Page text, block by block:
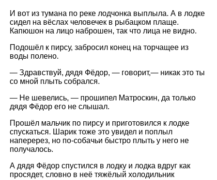
И вот из тумана по реке лодчонка выплыла. А в лодке
сидел на вёслах человечек в рыбацком плаще.
Капюшон на лицо наброшен, так что лица не видно.
Подошёл к пирсу, забросил конец на торчащее из
воды полено.
— Здравствуй, дядя Фёдор, — говорит,— никак это ты
со мной плыть собрался.
— Не шевелись, — прошипел Матроскин, да только
дядя Фёдор его не слышал.
Прошёл мальчик по пирсу и приготовился к лодке
спускаться. Шарик тоже это увидел и поплыл
наперерез, но по-собачьи быстро плыть у него не
получалось.
А дядя Фёдор спустился в лодку и лодка вдруг как
просядет, словно в неё тяжёлый холодильник